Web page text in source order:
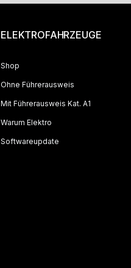
ELEKTROFAHRZEUGE
Shop
Ohne Führerausweis
Mit Führerausweis Kat. A1
Warum Elektro
Softwareupdate